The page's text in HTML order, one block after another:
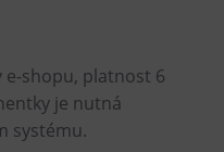
e-shopu, platnost 6
je nutná
systému.